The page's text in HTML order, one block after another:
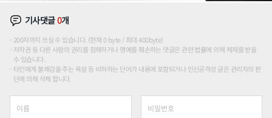
기사댓글0개
200자까지 쓰실 수 있습니다. (현재 0 byte / 최대 400byte)
저작권 등 다른 사람의 권리를 침해하거나 명예를 훼손하는 댓글은 관련 법률에 의해 제재를 받을
수 있습니다.
타인에게 불쾌감을 주는 욕설 등 비하하는 단어가 내용에 포함되거나 인신공격성 글은 관리자의 판
단에 의해 삭제 합니다.